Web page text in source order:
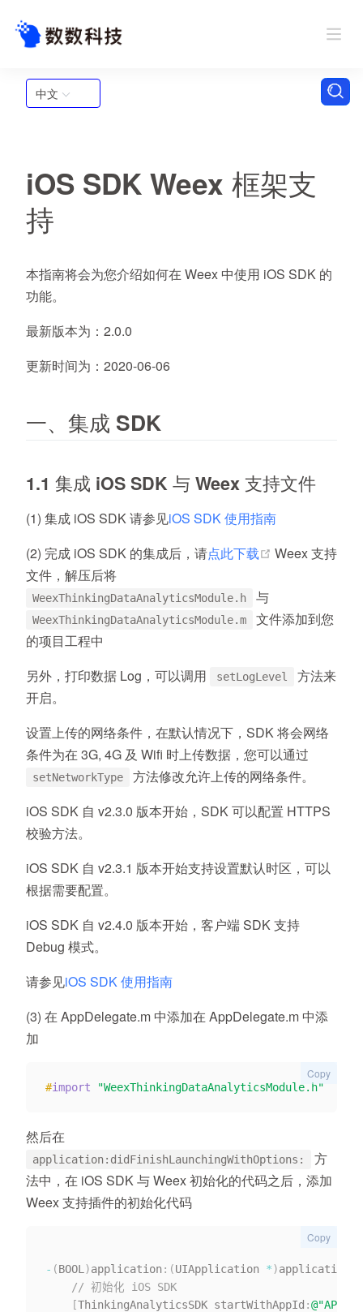
中文
iOS SDK Weex 框架支
持
本指南将会为您介绍如何在 Weex 中使用 iOS SDK 的
功能。
最新版本为 ：2.0.0
更新时间为 ：2020-06-06
一、集成 SDK
1.1 集成 iOS SDK 与 Weex 支持文件
(1) 集成 iOS SDK 请参见iOS SDK 使用指南
(2) 完成 iOS SDK 的集成后，请点此下载 (opens new
Weex 支持
文件，解压后将
WeexThinkingDataAnalyticsModule.h 与
WeexThinkingDataAnalyticsModule.m
文件添加到您
的项目工程中
另外，打印数据 Log，可以调用
setLogLevel
方法来
开启。
设置上传的网络条件，在默认情况下，SDK 将会网络
条件为在 3G, 4G 及 Wifi 时上传数据，您可以通过
setNetworkType
方法修改允许上传的网络条件。
iOS SDK 自 v2.3.0 版本开始，SDK 可以配置 HTTPS
校验方法。
iOS SDK 自 v2.3.1 版本开始支持设置默认时区，可以
根据需要配置。
iOS SDK 自 v2.4.0 版本开始，客户端 SDK 支持
Debug 模式。
请参见iOS SDK 使用指南
(3) 在 AppDelegate.m 中添加在 AppDelegate.m 中添
加
#import "WeexThinkingDataAnalyticsModule.h"
Copy
然后在
application:didFinishLaunchingWithOptions:
方
法中，在 iOS SDK 与 Weex 初始化的代码之后，添加
Weex 支持插件的初始化代码
- (BOOL )application: (UIApplication *)application
// 初始化 iOS SDK
[ThinkingAnalyticsSDK startWithAppId :
Copy